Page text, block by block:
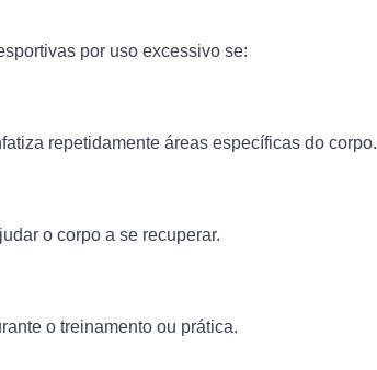
repetidamente áreas específicas do corpo.
o corpo a se recuperar.
o treinamento ou prática.